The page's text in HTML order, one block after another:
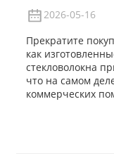
2026-05-16
Прекратите
как
стекловолокна
что на самом
коммерческих